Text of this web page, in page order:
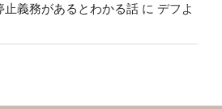
義務があるとわかる話 に デフよ